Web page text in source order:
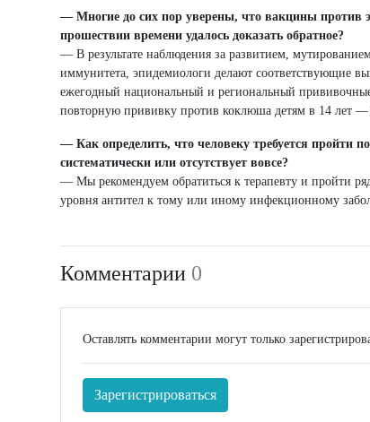
— Многие до сих пор уверены, что вакцины против
прошествии времени удалось доказать обратное?
— В результате наблюдения за развитием,
иммунитета, эпидемиологи делают соответствующие
ежегодный национальный и региональный
повторную прививку против коклюша детям в 14 лет —
— Как определить, что человеку требуется пройти
систематически или отсутствует вовсе?
— Мы рекомендуем обратиться к терапевту и пройти
уровня антител к тому или иному инфекционному
Комментарии 0
Оставлять комментарии могут только
Зарегистрироваться